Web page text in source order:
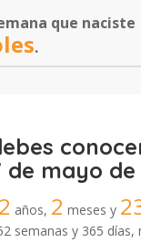
que naciste
.
de mayo de
años, 2 meses y
semanas y 365